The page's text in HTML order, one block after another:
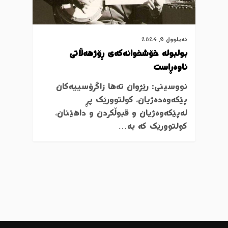
ئەیلوول 8, 2024
بولبولە خۆشخوانەکەی ڕۆژهەڵاتی
ناوەڕاست
نووسینی: رێژوان تەها زاگرۆسییەکان
پێکەوەدەژیان، کولتوورێک پڕ
لەپێکەوەژیان و قبوڵکردن و داهێنان،
کولتوورێک کە بە…